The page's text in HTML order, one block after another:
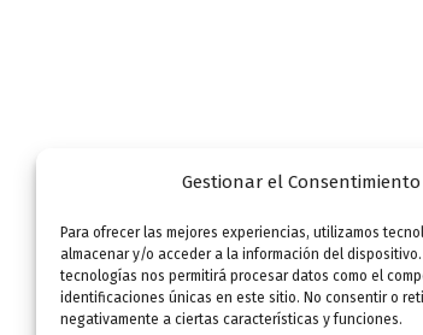
Gestionar el Consentimiento
Para ofrecer las mejores experiencias, utilizamos
almacenar y/o acceder a la información del
tecnologías nos permitirá procesar datos como el
identificaciones únicas en este sitio. No consentir o
negativamente a ciertas características y funciones.